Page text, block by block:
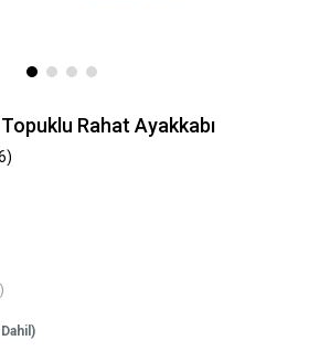
Rahat Ayakkabı